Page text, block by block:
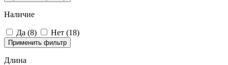
Наличие
Да (8) Нет (18)
Применить фильтр
Длина